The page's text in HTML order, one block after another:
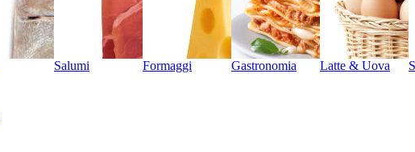
Salumi Formaggi Gastronomia Latte & Uova